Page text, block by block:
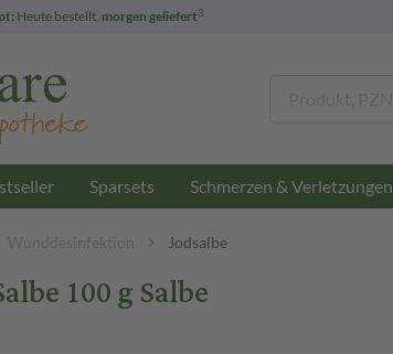
Heute bestellt, morgen geliefert3
Sparsets Schmerzen & Verletzungen
Wunddesinfektion Jodsalbe
100 g Salbe